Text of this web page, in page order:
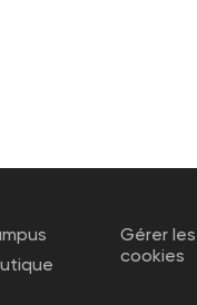
Gérer les
cookies